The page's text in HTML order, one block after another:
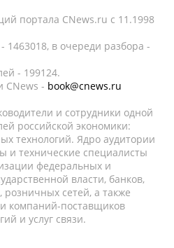
портала CNews.ru c 11.1998
в очереди разбора -
- 199124.
CNews - book@cnews.ru
и сотрудники одной
российской экономики:
технологий. Ядро аудитории
и технические специалисты
федеральных и
власти, банков,
сетей, а также
компаний-поставщиков
и услуг связи.